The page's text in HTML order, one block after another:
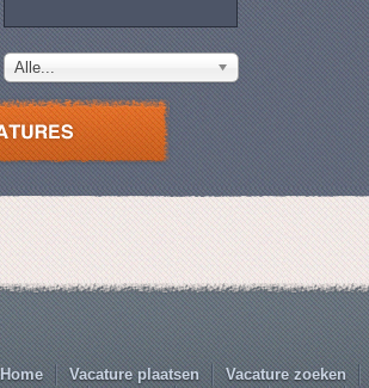
Alle...
Home Vacature plaatsen Vacature zoeken